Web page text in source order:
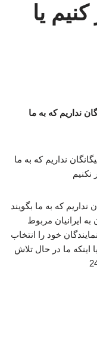
یا
نداریم که به ما
که به ما بگویند
به ایرانیان مربوط
خود را انتخاب
ما در حال تلاش